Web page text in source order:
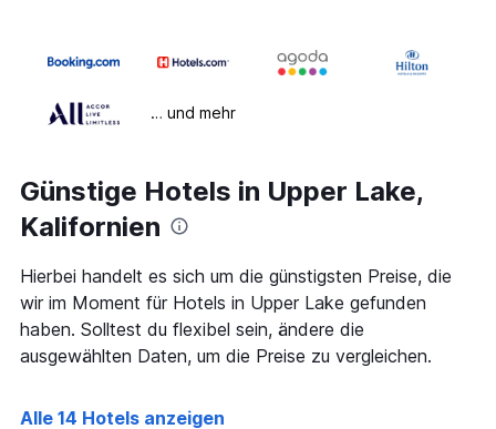
… und mehr
Günstige Hotels in Upper Lake,
Kalifornien
Hierbei handelt es sich um die günstigsten Preise, die
wir im Moment für Hotels in Upper Lake gefunden
haben. Solltest du flexibel sein, ändere die
ausgewählten Daten, um die Preise zu vergleichen.
Alle 14 Hotels anzeigen